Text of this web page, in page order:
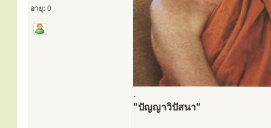
อายุ: 0
.
"ปัญญาวิปัสนา"